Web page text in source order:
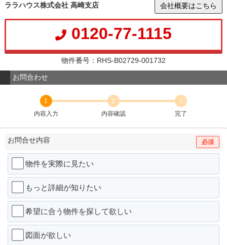
ララハウス株式会社 高崎支店 会社概要はこちら
0120-77-1115
物件番号：RHS-B02729-001732
お問合わせ
1
内容入力
2
内容確認
3
完了
お問合せ内容 必須
物件を実際に見たい
もっと詳細が知りたい
希望に合う物件を探して欲しい
図面が欲しい